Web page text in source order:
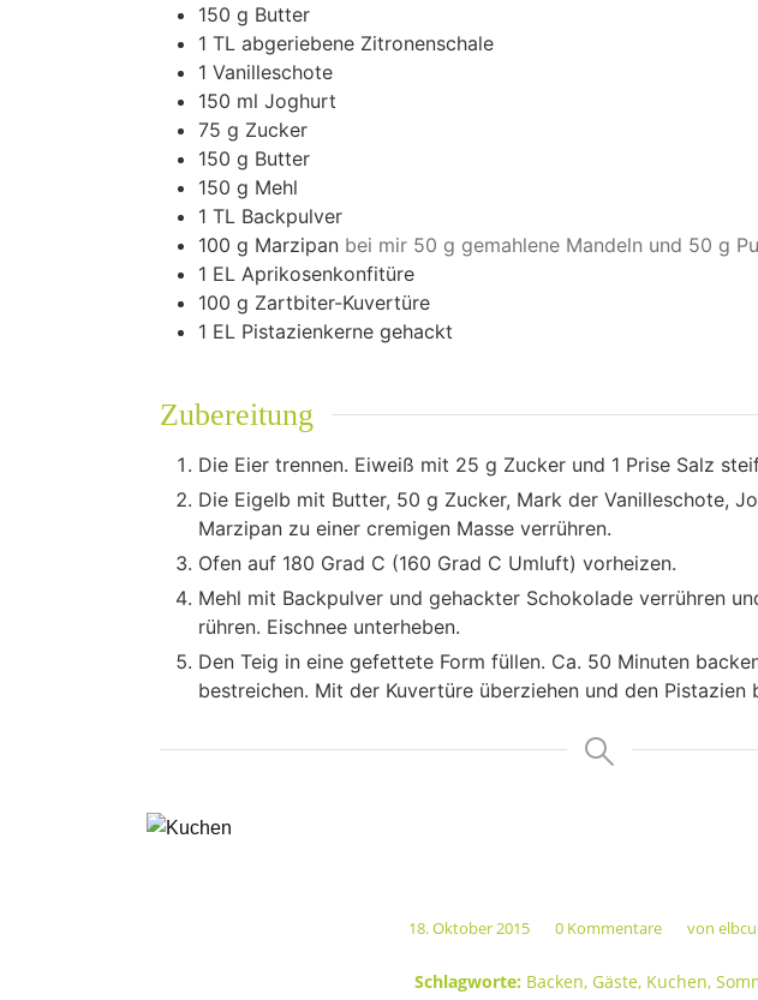
150 g Butter
1 TL abgeriebene Zitronenschale
1 Vanilleschote
150 ml Joghurt
75 g Zucker
150 g Butter
150 g Mehl
1 TL Backpulver
100 g Marzipan bei mir 50 g gemahlene Mandeln und 50 g
1 EL Aprikosenkonfitüre
100 g Zartbiter-Kuvertüre
1 EL Pistazienkerne gehackt
Zubereitung
Die Eier trennen. Eiweiß mit 25 g Zucker und 1 Prise Salz
Die Eigelb mit Butter, 50 g Zucker, Mark der Vanilleschote,
Marzipan zu einer cremigen Masse verrühren.
Ofen auf 180 Grad C (160 Grad C Umluft) vorheizen.
Mehl mit Backpulver und gehackter Schokolade verrühren
rühren. Eischnee unterheben.
Den Teig in eine gefettete Form füllen. Ca. 50 Minuten
bestreichen. Mit der Kuvertüre überziehen und den Pistazien
18. Oktober 2015
/ 0 Kommentare
/ von
Schlagworte: Backen, Gäste, Kuchen,